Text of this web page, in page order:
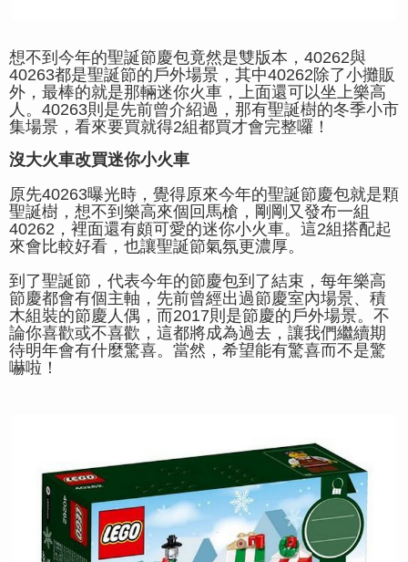
想不到今年的聖誕節慶包竟然是雙版本，40262與
40263都是聖誕節的戶外場景，其中40262除了小攤販
外，最棒的就是那輛迷你火車，上面還可以坐上樂高
人。40263則是先前曾介紹過，那有聖誕樹的冬季小市
集場景，看來要買就得2組都買才會完整囉！
沒大火車改買迷你小火車
原先40263曝光時，覺得原來今年的聖誕節慶包就是顆
聖誕樹，想不到樂高來個回馬槍，剛剛又發布一組
40262，裡面還有頗可愛的迷你小火車。這2組搭配起
來會比較好看，也讓聖誕節氣氛更濃厚。
到了聖誕節，代表今年的節慶包到了結束，每年樂高
節慶都會有個主軸，先前曾經出過節慶室內場景、積
木組裝的節慶人偶，而2017則是節慶的戶外場景。不
論你喜歡或不喜歡，這都將成為過去，讓我們繼續期
待明年會有什麼驚喜。當然，希望能有驚喜而不是驚
嚇啦！